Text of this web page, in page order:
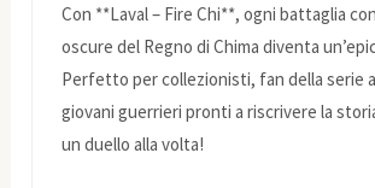
Con **Laval – Fire Chi**, ogni battaglia
oscure del Regno di Chima diventa
Perfetto per collezionisti, fan della serie
giovani guerrieri pronti a riscrivere la
un duello alla volta!